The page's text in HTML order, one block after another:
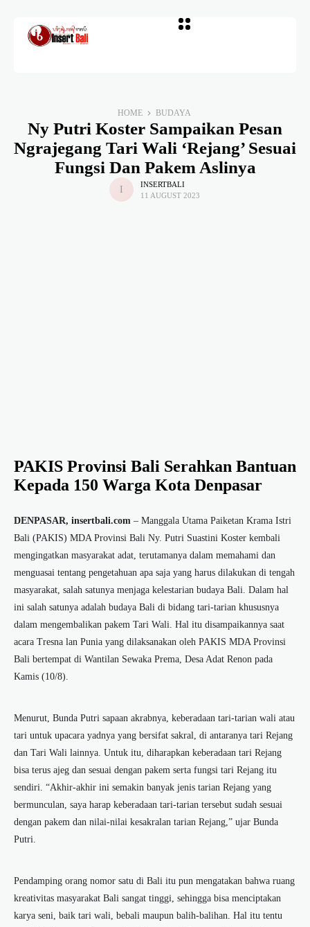
HOME BUDAYA
Ny Putri Koster Sampaikan Pesan
Ngrajegang Tari Wali ‘Rejang’ Sesuai
Fungsi Dan Pakem Aslinya
INSERTBALI
11 AUGUST 2023
PAKIS Provinsi Bali Serahkan Bantuan
Kepada 150 Warga Kota Denpasar
DENPASAR, insertbali.com – Manggala Utama Paiketan Krama Istri
Bali (PAKIS) MDA Provinsi Bali Ny. Putri Suastini Koster kembali
mengingatkan masyarakat adat, terutamanya dalam memahami dan
menguasai tentang pengetahuan apa saja yang harus dilakukan di tengah
masyarakat, salah satunya menjaga kelestarian budaya Bali. Dalam hal
ini salah satunya adalah budaya Bali di bidang tari-tarian khususnya
dalam mengembalikan pakem Tari Wali. Hal itu disampaikannya saat
acara Tresna lan Punia yang dilaksanakan oleh PAKIS MDA Provinsi
Bali bertempat di Wantilan Sewaka Prema, Desa Adat Renon pada
Kamis (10/8).
Menurut, Bunda Putri sapaan akrabnya, keberadaan tari-tarian wali atau
tari untuk upacara yadnya yang bersifat sakral, di antaranya tari Rejang
dan Tari Wali lainnya. Untuk itu, diharapkan keberadaan tari Rejang
bisa terus ajeg dan sesuai dengan pakem serta fungsi tari Rejang itu
sendiri. “Akhir-akhir ini semakin banyak jenis tarian Rejang yang
bermunculan, saya harap keberadaan tari-tarian tersebut sudah sesuai
dengan pakem dan nilai-nilai kesakralan tarian Rejang,” ujar Bunda
Putri.
Pendamping orang nomor satu di Bali itu pun mengatakan bahwa ruang
kreativitas masyarakat Bali sangat tinggi, sehingga bisa menciptakan
karya seni, baik tari wali, bebali maupun balih-balihan. Hal itu tentu